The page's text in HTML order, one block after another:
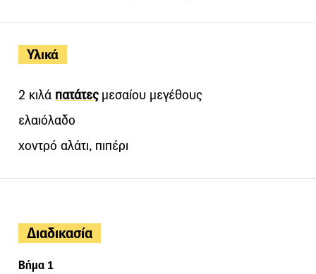
Υλικά
2 κιλά πατάτεςμεσαίου μεγέθους
ελαιόλαδο
χοντρό αλάτι, πιπέρι
Διαδικασία
Βήμα 1